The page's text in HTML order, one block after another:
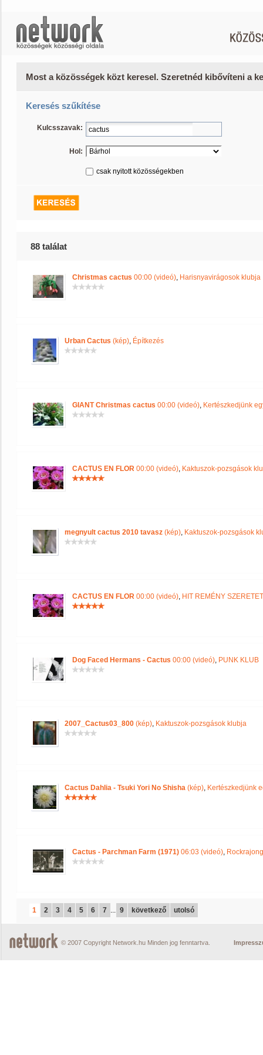
Most a közösségek közt keresel. Szeretnéd kibővíteni a
Keresés szűkítése
Kulcsszavak:
Hol:
csak nyitott közösségekben
88 találat
Christmas cactus 00:00 (videó), Harisnyavirágosok klubja
Urban Cactus (kép), Építkezés
GIANT Christmas cactus 00:00 (videó), Kertészkedjünk
CACTUS EN FLOR 00:00 (videó), Kaktuszok-pozsgások
megnyult cactus 2010 tavasz (kép), Kaktuszok-pozsgások
CACTUS EN FLOR 00:00 (videó), HIT REMÉNY SZERETET
Dog Faced Hermans - Cactus 00:00 (videó), PUNK KLUB
2007_Cactus03_800 (kép), Kaktuszok-pozsgások klubja
Cactus Dahlia - Tsuki Yori No Shisha (kép), Kertészkedjünk
Cactus - Parchman Farm (1971) 06:03 (videó),
1 2 3 4 5 6 7 ... 9 következő utolsó
© 2007 Copyright Network.hu Minden jog fenntartva.